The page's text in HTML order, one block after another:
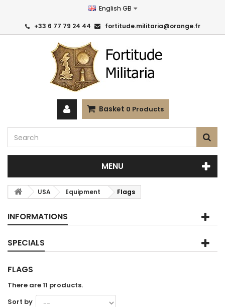
English GB
+33 6 77 79 24 44 fortitude.militaria@orange.fr
Basket 0 Products
MENU
USA Equipment Flags
INFORMATIONS
SPECIALS
FLAGS
There are 11 products.
Sort by